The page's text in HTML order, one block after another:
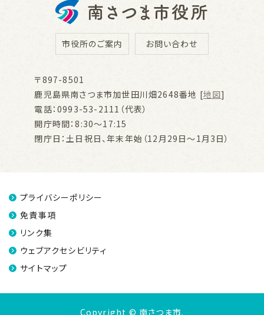
市役所のご案内 お問い合わせ
〒897-8501
鹿児島県南さつま市加世田川畑2648番地 [地図]
電話：0993-53-2111（代表）
開庁時間：8:30～17:15
閉庁日：土日祝日、年末年始（12月29日～1月3日）
プライバシーポリシー
免責事項
リンク集
ウェブアクセシビリティ
サイトマップ
Copyright © 南さつま市.